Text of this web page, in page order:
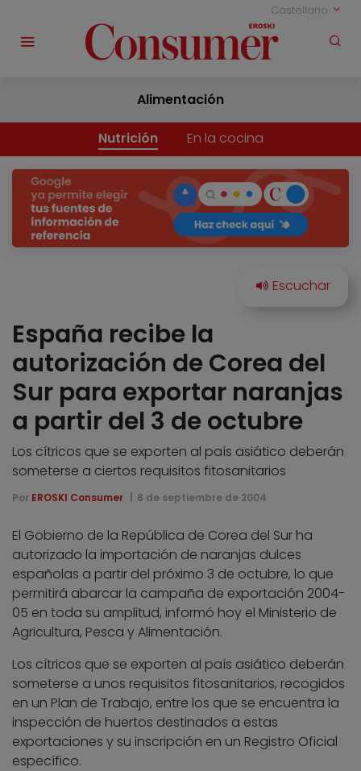
Castellano
Alimentación
Nutrición En la cocina
España recibe la
autorización de Corea del
Sur para exportar naranjas
a partir del 3 de octubre
Los cítricos que se exporten al país asiático deberán
someterse a ciertos requisitos fitosanitarios
Por EROSKI Consumer 8 de septiembre de 2004
El Gobierno de la República de Corea del Sur ha
autorizado la importación de naranjas dulces
españolas a partir del próximo 3 de octubre, lo que
permitirá abarcar la campaña de exportación 2004-
05 en toda su amplitud, informó hoy el Ministerio de
Agricultura, Pesca y Alimentación.
Los cítricos que se exporten al país asiático deberán
someterse a unos requisitos fitosanitarios, recogidos
en un Plan de Trabajo, entre los que se encuentra la
inspección de huertos destinados a estas
exportaciones y su inscripción en un Registro Oficial
específico.